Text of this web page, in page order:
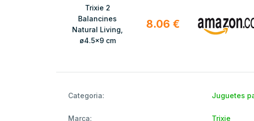
Trixie 2
Balancines
Natural Living,
ø4.5x9 cm
8.06 €
Categoria: Juguetes
Marca: Trixie